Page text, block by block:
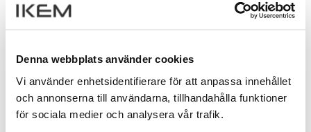
Denna webbplats använder cookies
Vi använder enhetsidentifierare för att anpassa innehållet
och annonserna till användarna, tillhandahålla funktioner
för sociala medier och analysera vår trafik.
Tema Vatten – Naturkemi
Tema Hållbar utveckling – Återvinningskemi